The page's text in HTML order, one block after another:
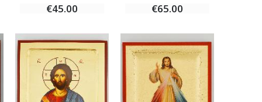
€45.00 €65.00
€130.00
€2.50